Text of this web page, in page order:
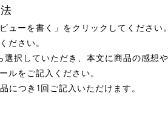
ューを書く」をクリックしてください。
ださい。
択していただき、本文に商品の感想
ルをご記入ください。
につき1回ご記入いただけます。